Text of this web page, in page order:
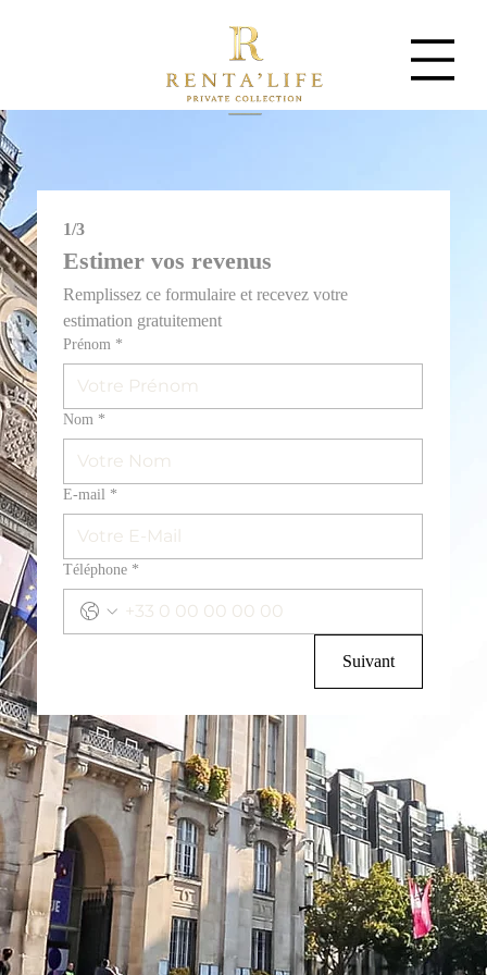
1/3
Estimer vos revenus
Remplissez ce formulaire et recevez votre
estimation gratuitement
Prénom *
Nom *
E‑mail *
Téléphone *
Suivant